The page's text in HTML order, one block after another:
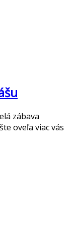
zábava
oveľa viac vás